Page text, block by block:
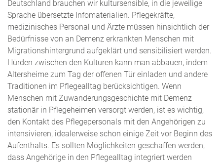
Deutschland brauchen wir kultursensible, in die jeweilige
Sprache übersetzte Infomaterialien. Pflegekräfte,
medizinisches Personal und Ärzte müssen hinsichtlich der
Bedürfnisse von an Demenz erkrankten Menschen mit
Migrationshintergrund aufgeklärt und sensibilisiert werden.
Hürden zwischen den Kulturen kann man abbauen, indem
Altersheime zum Tag der offenen Tür einladen und andere
Traditionen im Pflegealltag berücksichtigen. Wenn
Menschen mit Zuwanderungsgeschichte mit Demenz
stationär in Pflegeheimen versorgt werden, ist es wichtig,
den Kontakt des Pflegepersonals mit den Angehörigen zu
intensivieren, idealerweise schon einige Zeit vor Beginn des
Aufenthalts. Es sollten Möglichkeiten geschaffen werden,
dass Angehörige in den Pflegealltag integriert werden